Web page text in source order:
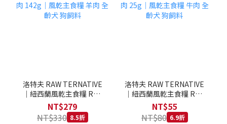
洛特夫 RAW TERNATIVE
｜紐西蘭風乾主食糧 RT3
羊肉 142g｜風乾主食糧 羊
肉 全齡犬 狗飼料
NT$279
NT$330 8.5折
洛特夫 RAW TERNATIVE
｜紐西蘭風乾主食糧 RT1
牛肉 25g｜風乾主食糧 牛
肉 全齡犬 狗飼料
NT$55
NT$80 6.9折